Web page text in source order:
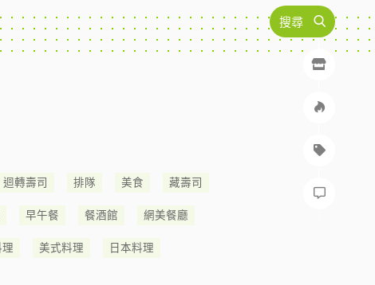
搜尋
迴轉壽司 排隊 美食 藏壽司
早午餐 餐酒館 網美餐廳
美式料理 日本料理